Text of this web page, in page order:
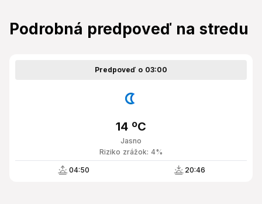
Podrobná predpoveď na stredu
Predpoveď o 03:00
Jasno
14 ºC
Riziko zrážok: 4%
04:50 20:46